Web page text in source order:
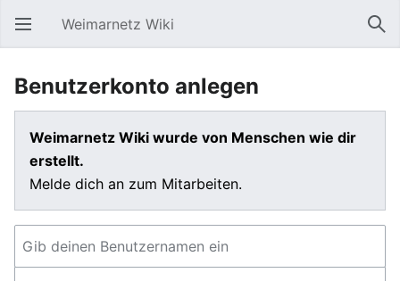
Hauptmenü öffnen Weimarnetz Wiki
Benutzerkonto anlegen
Weimarnetz Wiki wurde von Menschen wie dir
erstellt.
Melde dich an zum Mitarbeiten.